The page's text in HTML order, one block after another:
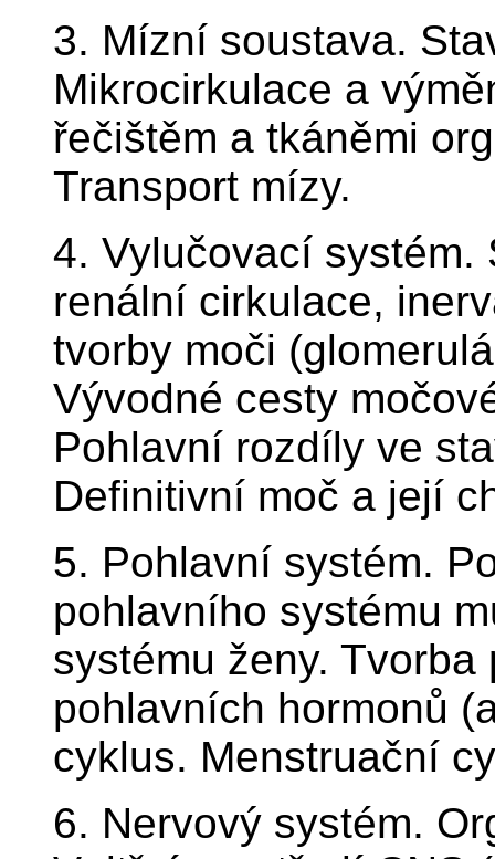
3. Mízní soustava.
Mikrocirkulace a
řečištěm a tkáněmi
Transport mízy.
4. Vylučovací systém.
renální cirkulace,
tvorby moči
Vývodné cesty
Pohlavní rozdíly ve
Definitivní moč a její
5. Pohlavní systém.
pohlavního systému
systému ženy.
pohlavních hormonů
cyklus. Menstruační
6. Nervový systém.